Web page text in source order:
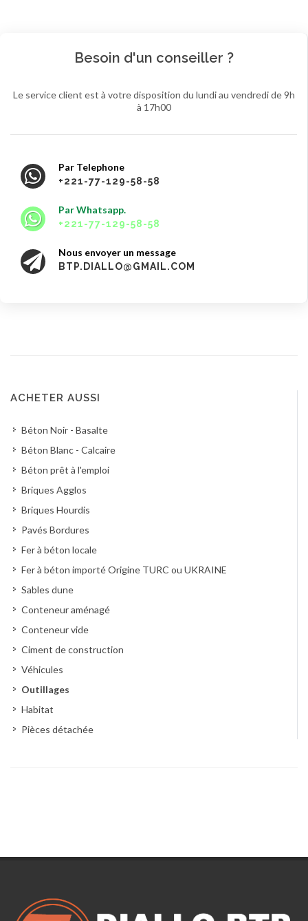
Besoin d'un conseiller ?
Le service client est à votre disposition du lundi au vendredi de 9h
à 17h00
Par Telephone
+221-77-129-58-58
Par Whatsapp.
+221-77-129-58-58
Nous envoyer un message
BTP.DIALLO@GMAIL.COM
ACHETER AUSSI
Béton Noir - Basalte
Béton Blanc - Calcaire
Béton prêt à l'emploi
Briques Agglos
Briques Hourdis
Pavés Bordures
Fer à béton locale
Fer à béton importé Origine TURC ou UKRAINE
Sables dune
Conteneur aménagé
Conteneur vide
Ciment de construction
Véhicules
Outillages
Habitat
Pièces détachée